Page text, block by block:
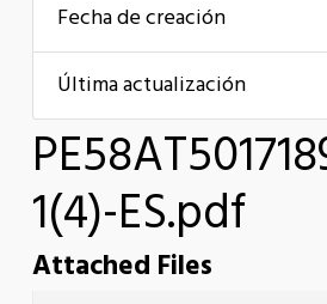
Fecha de creación
Última actualización
1(4)-ES.pdf
Attached Files